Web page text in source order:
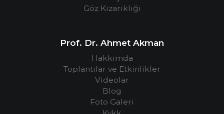
Göz Kızarıklığı
Prof. Dr. Ahmet Akman
Hakkımda
Toplantılar ve Etkinlikler
Videolar
Blog
Foto Galeri